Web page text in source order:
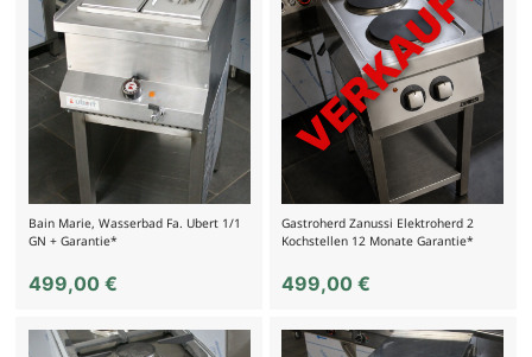
Bain Marie, Wasserbad Fa. Ubert 1/1
GN + Garantie*
499,00 €
Gastroherd Zanussi Elektroherd 2
Kochstellen 12 Monate Garantie*
499,00€